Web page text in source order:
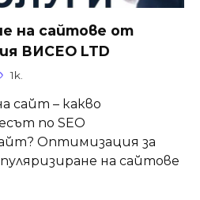
на сайтове от
ВИСЕО LTD
1k.
сайт – какво
по SEO
Оптимизация за
на сайтове